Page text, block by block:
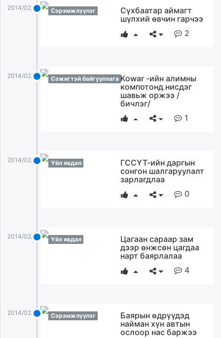
2014/02/02 Сэрэмжлүүлэг
Сүхбаатар аймагт
шүлхий өвчин гарчээ
2
2014/02/02 Сэжигтэй байгууллага Kowar -ийн алимны
компотонд нисдэг
шавьж оржээ /
бичлэг/
1
2014/02/02 Үйл явдал
ГССҮТ-ийн даргын
сонгон шалгаруулалт
зарлагдлаа
0
2014/02/02 Үйл явдал
Цагаан сараар зам
дээр өнжсөн цагдаа
нарт баярлалаа
4
2014/02/02 Сэрэмжлүүлэг
Баярын өдрүүдэд
найман хүн автын
ослоор нас баржээ